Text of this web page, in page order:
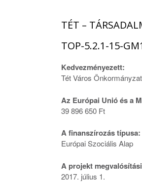
TÉT –
TOP-5.2.1-15-
Kedvezményezett:
Tét Város
Az Európai Unió és a
39 896 650 Ft
A finanszírozás típusa:
Európai Szociális Alap
A projekt
2017. július 1.